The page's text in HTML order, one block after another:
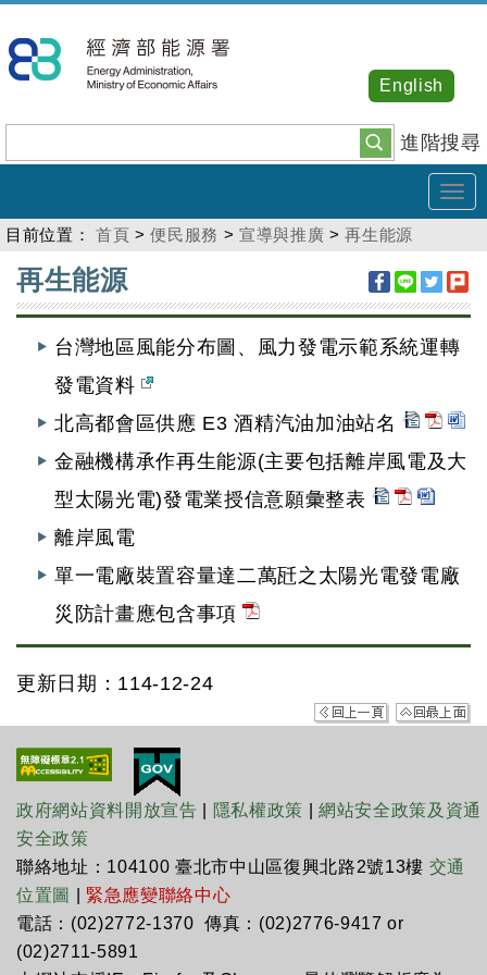
到
主
內
容
進階搜尋
English
目前位置： 首頁 >便民服務 >宣導與推廣 >再生能源
:::
再生能源
台灣地區風能分布圖、風力發電示範系統運轉
發電資料
北高都會區供應 E3 酒精汽油加油站名
金融機構承作再生能源(主要包括離岸風電及大
型太陽光電)發電業授信意願彙整表
離岸風電
單一電廠裝置容量達二萬瓩之太陽光電發電廠
災防計畫應包含事項
更新日期：114-12-24
政府網站資料開放宣告 隱私權政策 |網站安全政策及資通
安全政策
聯絡地址：104100 臺北市中山區復興北路2號13樓 交通
位置圖
緊急應變聯絡中心
電話：(02)2772-1370 傳真：(02)2776-9417 or
(02)2711-5891